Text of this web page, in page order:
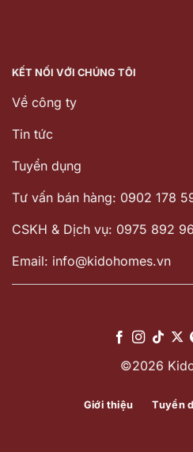
KẾT NỐI VỚI CHÚNG TÔI
Về công ty
Tin tức
Tuyển dụng
Tư vấn bán hàng: 0902 178
CSKH & Dịch vụ: 0975 892
Email: info@kidohomes.vn
©2026
Giới thiệu Tuyển